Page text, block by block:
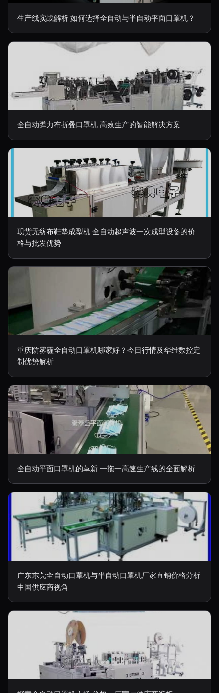
生产线实战解析 如何选择全自动与半自动平面口罩机？
全自动弹力布折叠口罩机 高效生产的智能解决方案
现货无纺布鞋垫成型机 全自动超声波一次成型设备的价
格与批发优势
重庆防雾霾全自动口罩机哪家好？今日行情及华维数控定
制优势解析
全自动平面口罩机的革新 一拖一高速生产线的全面解析
广东东莞全自动口罩机与半自动口罩机厂家直销价格分析
中国供应商视角